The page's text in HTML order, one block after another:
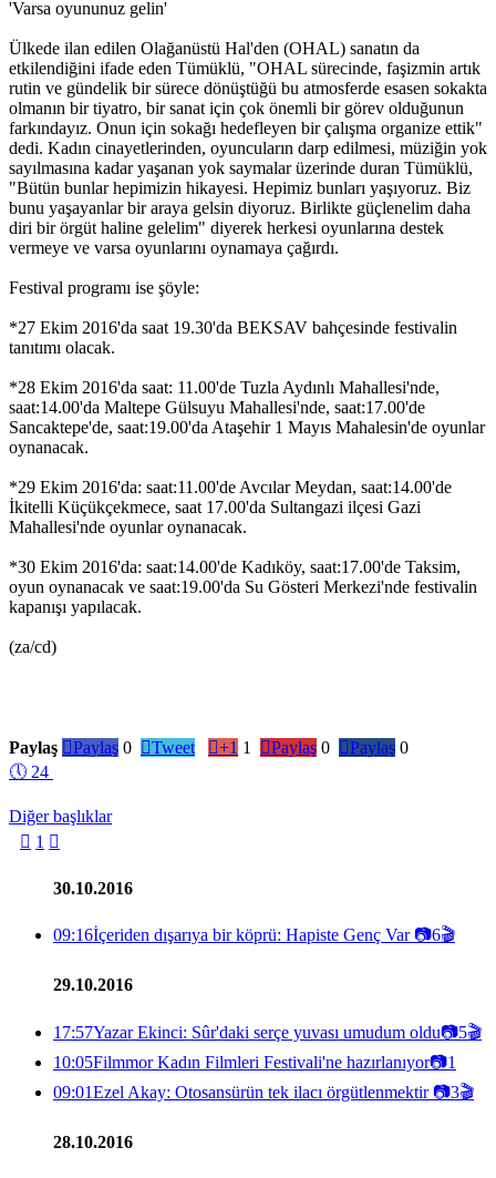
'Varsa oyununuz gelin'
Ülkede ilan edilen Olağanüstü Hal'den (OHAL) sanatın da
etkilendiğini ifade eden Tümüklü, "OHAL sürecinde, faşizmin artık
rutin ve gündelik bir sürece dönüştüğü bu atmosferde esasen sokakta
olmanın bir tiyatro, bir sanat için çok önemli bir görev olduğunun
farkındayız. Onun için sokağı hedefleyen bir çalışma organize ettik"
dedi. Kadın cinayetlerinden, oyuncuların darp edilmesi, müziğin yok
sayılmasına kadar yaşanan yok saymalar üzerinde duran Tümüklü,
"Bütün bunlar hepimizin hikayesi. Hepimiz bunları yaşıyoruz. Biz
bunu yaşayanlar bir araya gelsin diyoruz. Birlikte güçlenelim daha
diri bir örgüt haline gelelim" diyerek herkesi oyunlarına destek
vermeye ve varsa oyunlarını oynamaya çağırdı.
Festival programı ise şöyle:
*27 Ekim 2016'da saat 19.30'da BEKSAV bahçesinde festivalin
tanıtımı olacak.
*28 Ekim 2016'da saat: 11.00'de Tuzla Aydınlı Mahallesi'nde,
saat:14.00'da Maltepe Gülsuyu Mahallesi'nde, saat:17.00'de
Sancaktepe'de, saat:19.00'da Ataşehir 1 Mayıs Mahalesin'de oyunlar
oynanacak.
*29 Ekim 2016'da: saat:11.00'de Avcılar Meydan, saat:14.00'de
İkitelli Küçükçekmece, saat 17.00'da Sultangazi ilçesi Gazi
Mahallesi'nde oyunlar oynanacak.
*30 Ekim 2016'da: saat:14.00'de Kadıköy, saat:17.00'de Taksim,
oyun oynanacak ve saat:19.00'da Su Gösteri Merkezi'nde festivalin
kapanışı yapılacak.
(za/cd)
Paylaş Paylaş 0 Tweet +1 1 Paylaş 0 Paylaş 0
🕔 24
Diğer başlıklar
 1 
30.10.2016
09:16İçeriden dışarıya bir köprü: Hapiste Genç Var📷6🎬
29.10.2016
17:57Yazar Ekinci: Sûr'daki serçe yuvası umudum oldu📷5🎬
10:05Filmmor Kadın Filmleri Festivali'ne hazırlanıyor📷1
09:01Ezel Akay: Otosansürün tek ilacı örgütlenmektir📷3🎬
28.10.2016